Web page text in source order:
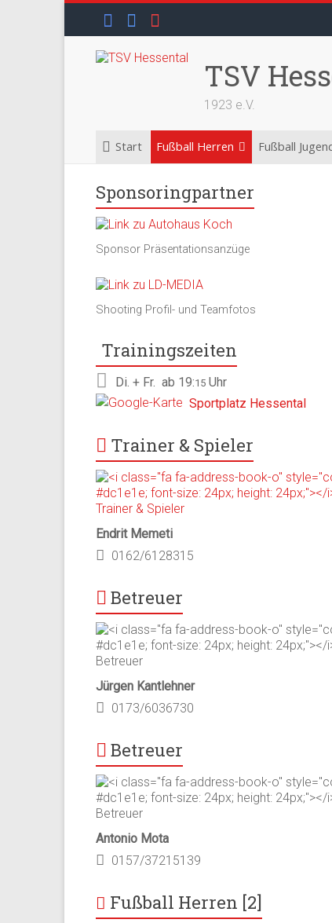
content
TSV
1923 e.V.
Start Fußball Herren Fußball
Sponsoringpartner
Sponsor Präsentationsanzüge
Shooting Profil- und Teamfotos
Trainingszeiten
Di. + Fr. ab 19:15 Uhr
Sportplatz Hessental
Trainer & Spieler
Endrit Memeti
0162/6128315
Betreuer
Jürgen Kantlehner
0173/6036730
Betreuer
Antonio Mota
0157/37215139
Fußball Herren [2]